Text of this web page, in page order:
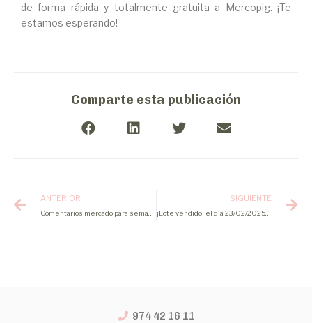
de forma rápida y totalmente gratuita a Mercopig. ¡Te
estamos esperando!
Comparte esta publicación
ANTERIOR SIGUIENTE
¡Lote vendido! el día 23/02/2025 de lechones
974 42 16 11